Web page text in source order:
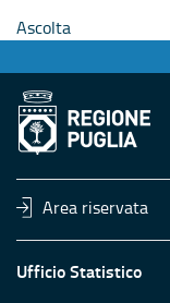
Ascolta
Area riservata
Ufficio Statistico